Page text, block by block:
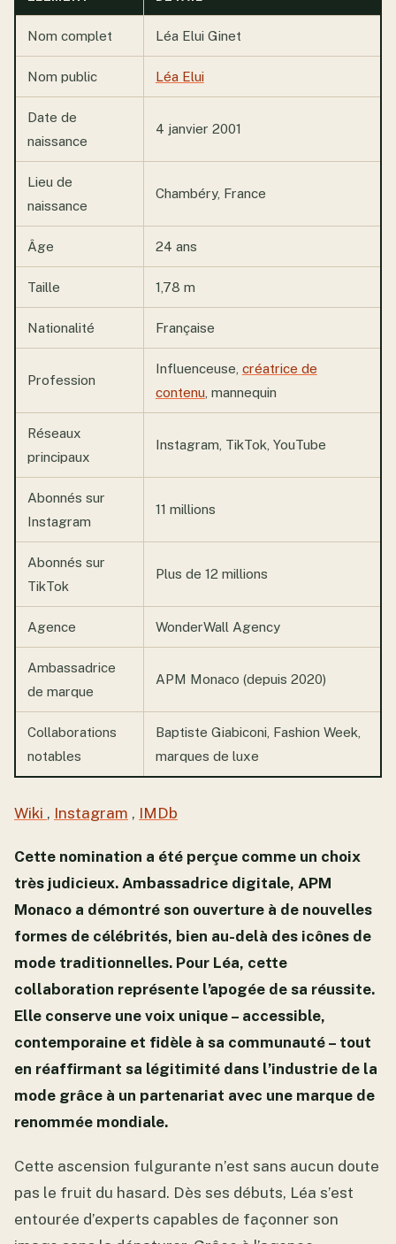
Nom complet Léa Elui Ginet
Nom public Léa Elui
Date de
naissance
4 janvier 2001
Lieu de
naissance
Chambéry, France
Âge 24 ans
Taille 1,78 m
Nationalité Française
Profession
Influenceuse, créatrice de
contenu , mannequin
Réseaux
principaux
Instagram, TikTok, YouTube
Abonnés sur
Instagram
11 millions
Abonnés sur
TikTok
Plus de 12 millions
Agence WonderWall Agency
Ambassadrice
de marque
APM Monaco (depuis 2020)
Collaborations
notables
Baptiste Giabiconi, Fashion Week,
marques de luxe
Wiki , Instagram , IMDb
Cette nomination a été perçue comme un choix
très judicieux. Ambassadrice digitale, APM
Monaco a démontré son ouverture à de nouvelles
formes de célébrités, bien au-delà des icônes de
mode traditionnelles. Pour Léa, cette
collaboration représente l’apogée de sa réussite.
Elle conserve une voix unique – accessible,
contemporaine et fidèle à sa communauté – tout
en réaffirmant sa légitimité dans l’industrie de la
mode grâce à un partenariat avec une marque de
renommée mondiale.
Cette ascension fulgurante n’est sans aucun doute
pas le fruit du hasard. Dès ses débuts, Léa s’est
entourée d’experts capables de façonner son